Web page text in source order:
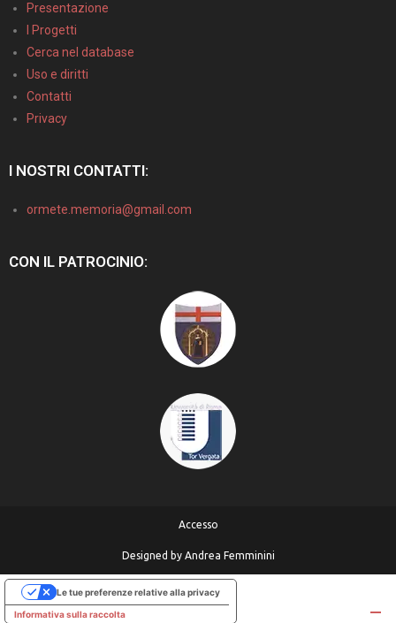
Presentazione
I Progetti
Cerca nel database
Uso e diritti
Contatti
Privacy
I NOSTRI CONTATTI:
ormete.memoria@gmail.com
CON IL PATROCINIO:
Accesso
Designed by Andrea Femminini
Informativa sulla raccolta
Le tue preferenze relative alla privacy